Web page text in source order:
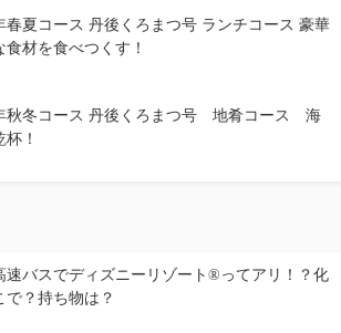
春夏コース 丹後くろまつ号 ランチコース 豪華
食材を食べつくす！
秋冬コース 丹後くろまつ号 地肴コース 海
！
速バスでディズニーリゾート®ってアリ！？化
で？持ち物は？